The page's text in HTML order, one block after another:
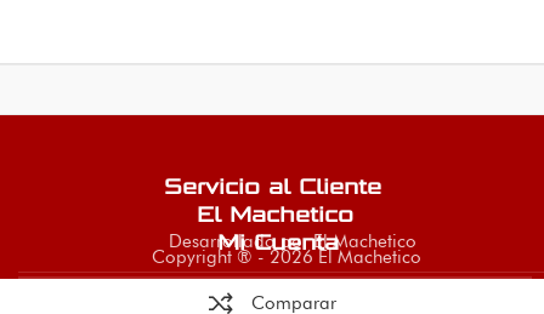
Servicio al Cliente
El Machetico
Mi Cuenta
Desarrollado por El Machetico
Copyright ® - 2026 El Machetico
Comparar